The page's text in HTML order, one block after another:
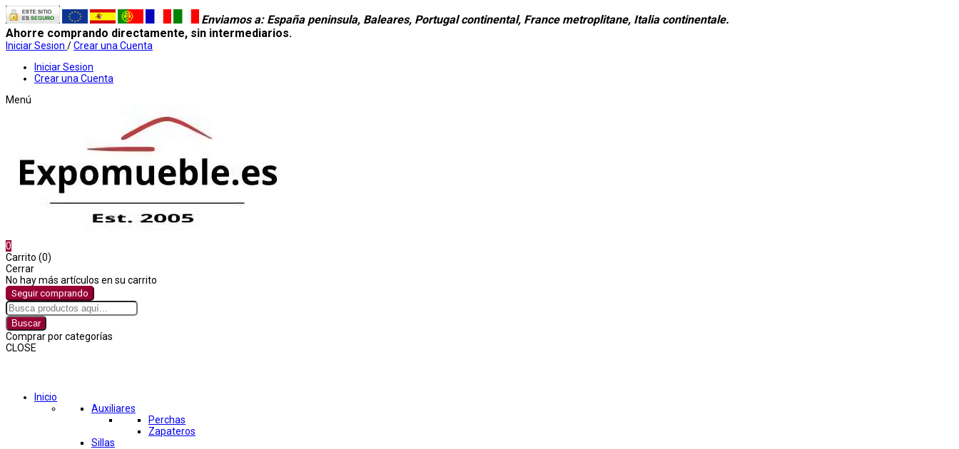
Enviamos a: España peninsula, Baleares, Portugal continental, France metroplitane, Italia continentale.
Ahorre comprando directamente, sin intermediarios.
Iniciar Sesion /Crear una Cuenta
Iniciar Sesion
Crear una Cuenta
Menú
0
Carrito (0)
Cerrar
No hay más artículos en su carrito
Seguir comprando
Buscar
Comprar por categorías
CLOSE
Inicio
Auxiliares
Perchas
Zapateros
Sillas